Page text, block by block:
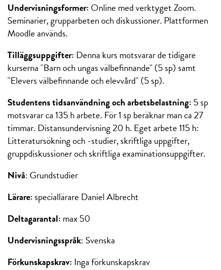
Undervisningsformer: Online med verktyget Zoom.
Seminarier, grupparbeten och diskussioner. Plattformen
Moodle används.
Tilläggsuppgifter: Denna kurs motsvarar de tidigare
kurserna "Barn och ungas välbefinnande" (5 sp) samt
"Elevers välbefinnande och elevvård" (5 sp).
Studentens tidsanvändning och arbetsbelastning: 5 sp
motsvarar ca 135 h arbete. För 1 sp beräknar man ca 27
timmar. Distansundervisning 20 h. Eget arbete 115 h:
Litteratursökning och -studier, skriftliga uppgifter,
gruppdiskussioner och skriftliga examinationsuppgifter.
Nivå: Grundstudier
Lärare: speciallärare Daniel Albrecht
Deltagarantal: max 50
Undervisningsspråk: Svenska
Förkunskapskrav: Inga förkunskapskrav